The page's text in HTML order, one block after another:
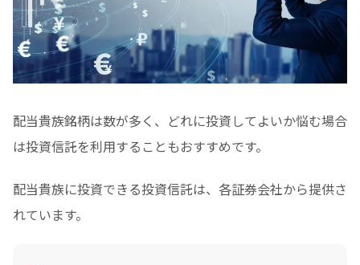
配当貴族銘柄は数が多く、どれに投資してよいか悩む場合
は投資信託を利用することもおすすめです。
配当貴族に投資できる投資信託は、各証券会社から提供さ
れています。